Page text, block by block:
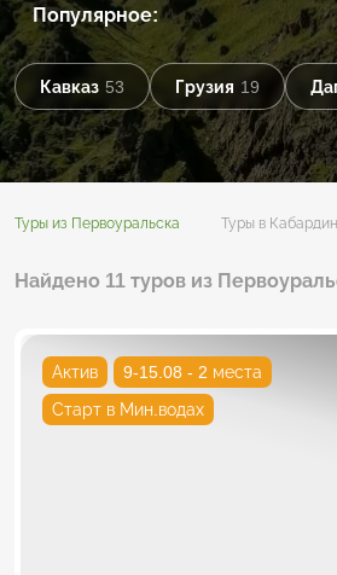
Популярное:
Кавказ 53 Грузия 19
Туры из Первоуральска Туры в
Найдено 11 туров из
Актив
9-15.08 - 2 места
Старт в Мин.водах